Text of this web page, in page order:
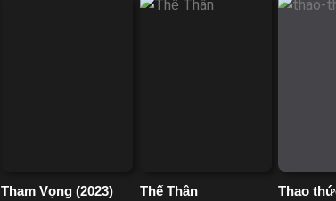
Tham Vọng (2023) Thế Thân Thao